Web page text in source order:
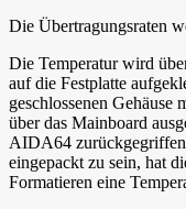
Die Übertragungsraten
Die Temperatur wird
auf die Festplatte
geschlossenen
über das Mainboard
AIDA64
eingepackt zu sein, hat
Formatieren eine